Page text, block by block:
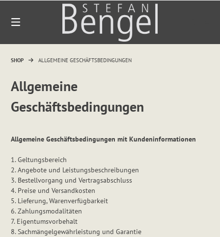
zum
SHOP ALLGEMEINE GESCHÄFTSBEDINGUNGEN
Allgemeine
Geschäftsbedingungen
Allgemeine Geschäftsbedingungen mit Kundeninformationen
1. Geltungsbereich
2. Angebote und Leistungsbeschreibungen
3. Bestellvorgang und Vertragsabschluss
4. Preise und Versandkosten
5. Lieferung, Warenverfügbarkeit
6. Zahlungsmodalitäten
7. Eigentumsvorbehalt
8. Sachmängelgewährleistung und Garantie